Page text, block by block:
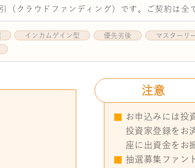
（クラウドファンディング）です。ご契約は全
インカムゲイン型 優先劣後 マスターリ
注意
お申込みには投
投資家登録をお
座に出資金をお
抽選募集ファン